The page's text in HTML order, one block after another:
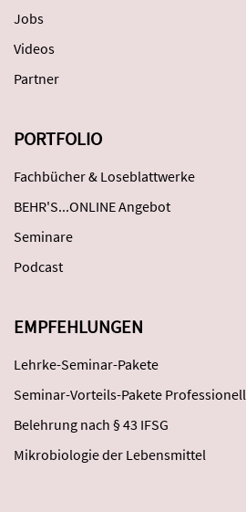
Jobs
Videos
Partner
PORTFOLIO
Fachbücher & Loseblattwerke
BEHR'S...ONLINE Angebot
Seminare
Podcast
EMPFEHLUNGEN
Lehrke-Seminar-Pakete
Seminar-Vorteils-Pakete Professionell
Belehrung nach § 43 IFSG
Mikrobiologie der Lebensmittel